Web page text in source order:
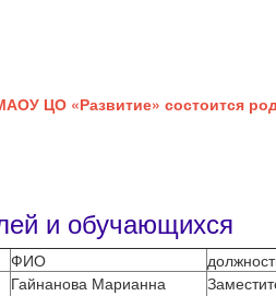
ЦО «Развитие» состоится
и обучающихся
ФИО
Гайнанова Марианна